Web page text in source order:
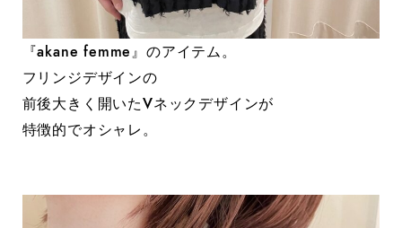
『akane femme』のアイテム。
フリンジデザインの
前後大きく開いたVネックデザインが
特徴的でオシャレ。